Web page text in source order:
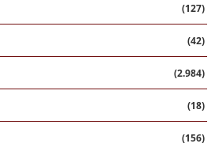
(127)
(42)
(2.984)
(18)
(156)